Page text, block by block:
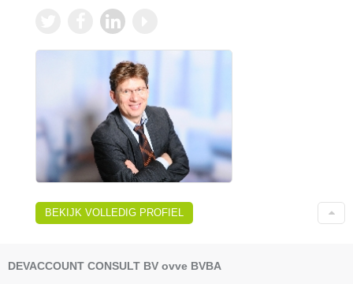
BEKIJK VOLLEDIG PROFIEL
DEVACCOUNT CONSULT BV ovve BVBA